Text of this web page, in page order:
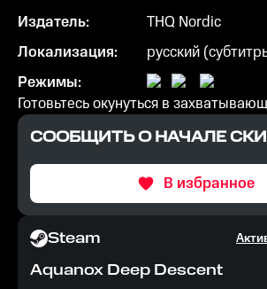
Издатель:
THQ Nordic
Локализация:
русский
Режимы:
Готовьтесь окунуться в
СООБЩИТЬ О НАЧАЛЕ
В избранное
Steam
Aquanox Deep Descent